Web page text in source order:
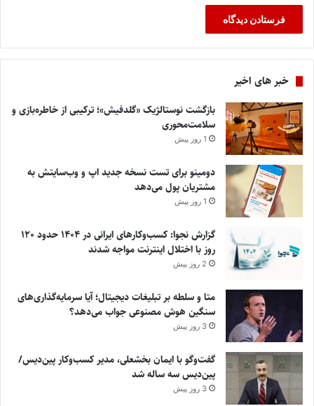
خبر های اخیر
بازگشت نوستالژیک «گلدفیش»؛ ترکیبی از خاطره‌بازی و
سلامت‌محوری
1 روز پیش
دومینو برای تست نسخه جدید اپ و وب‌سایتش به
مشتریان پول می‌دهد
1 روز پیش
گزارش نجوا: کسب‌وکارهای ایرانی در ۱۴۰۴ حدود ۱۲۰
روز با اختلال اینترنت مواجه شدند
2 روز پیش
متا و سلطه بر تبلیغات دیجیتال؛ آیا سرمایه‌گذاری‌های
سنگین هوش مصنوعی جواب می‌دهد؟
3 روز پیش
گفت‌وگو با ایمان بخشعلی، مدیر کسب‌وکار پین‌دیس/
پین‌دیس سه ساله شد
3 روز پیش